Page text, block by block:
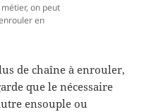
on peut
en
de chaîne à enrouler,
que le nécessaire
ensouple ou